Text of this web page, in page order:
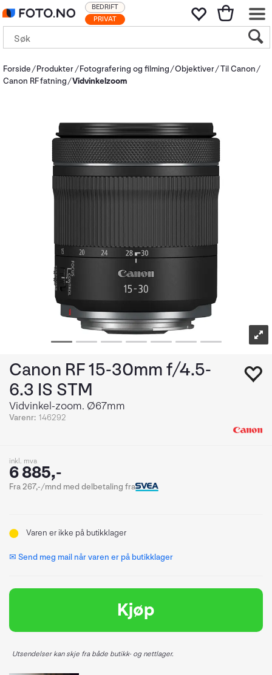
PRIVAT
BEDRIFT
Forside Produkter Fotografering og filming Objektiver Til Canon
Canon RF fatning
Vidvinkelzoom
Canon RF 15-30mm f/4.5-
6.3 IS STM
Vidvinkel-zoom. Ø67mm
Varenr: 146292
inkl. mva
6 885,-
Fra 267,-/mnd med delbetaling fra
Varen er ikke på butikklager
✉ Send meg mail når varen er på butikklager
Kjøp
Utsendelser kan skje fra både butikk- og nettlager.